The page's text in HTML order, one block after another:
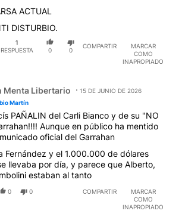
ACTUAL
DISTURBIO.
1
RESPUESTA
0 0
COMPARTIR
MARCAR
COMO
INAPROPIADO
Menta Libertario
15 DE JUNIO DE 2026
Martín
PAÑALIN del Carli Bianco y de su "NO
Aunque en público ha mentido
oficial del Garrahan
Fernández y el 1.000.000 de dólares
llevaba por día, y parece que Alberto,
estaban al tanto
0 0 COMPARTIR
MARCAR
COMO
INAPROPIADO